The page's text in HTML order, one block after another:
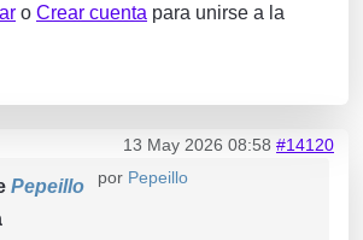
o Crear cuenta para unirse a la
13 May 2026 08:58 #14120
por Pepeillo
Pepeillo